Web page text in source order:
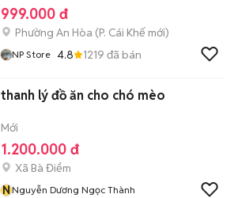
999.000 đ
Phường An Hòa (P. Cái Khế mới)
NP Store 4.8 1219 đã bán
thanh lý đồ ăn cho chó mèo
Mới
1.200.000 đ
Xã Bà Điểm
NNguyễn Dương Ngọc Thành